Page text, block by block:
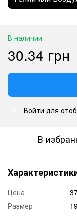
В наличии
30.34 грн
Войти для
В
Цена
Размер